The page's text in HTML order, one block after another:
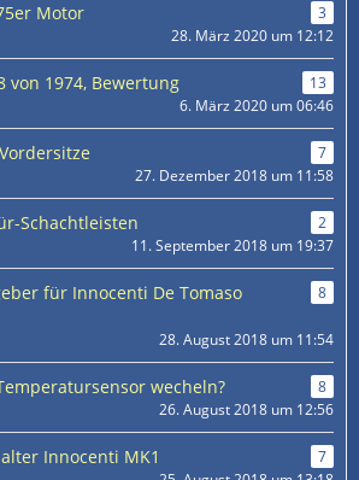
Motor
3
28. März 2020 um 12:12
von 1974, Bewertung
13
6. März 2020 um 06:46
7
27. Dezember 2018 um 11:58
Schachtleisten
2
11. September 2018 um 19:37
für Innocenti De Tomaso
8
28. August 2018 um 11:54
wecheln?
8
26. August 2018 um 12:56
Innocenti MK1
7